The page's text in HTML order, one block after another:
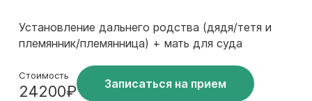
Установление дальнего родства (дядя/тетя и
племянник/племянница) + мать для суда
Стоимость
24200₽ Записаться на прием